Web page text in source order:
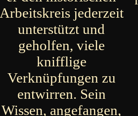
Arbeitskreis jederzeit
unterstützt und
geholfen, viele
knifflige
Verknüpfungen zu
entwirren. Sein
Wissen, angefangen,